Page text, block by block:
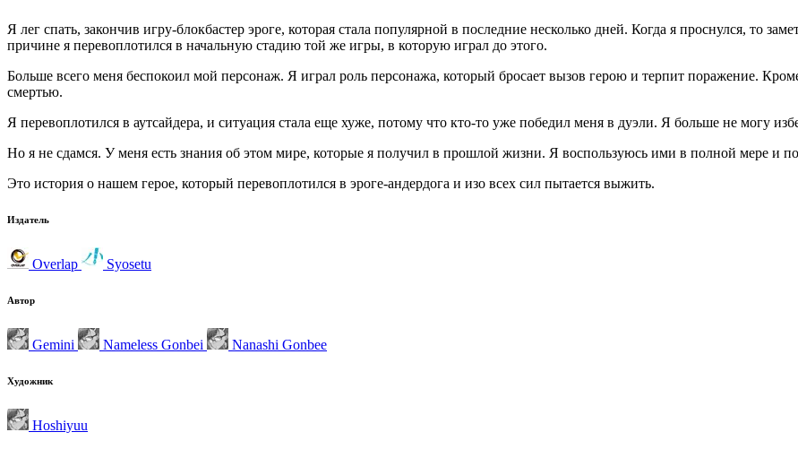
Я лег спать, закончив игру-блокбастер эроге, которая стала популярной в последние несколько дней. Когда я проснулся, то
причине я перевоплотился в начальную стадию той же игры, в которую играл до этого.
Больше всего меня беспокоил мой персонаж. Я играл роль персонажа, который бросает вызов герою и терпит поражение.
смертью.
Я перевоплотился в аутсайдера, и ситуация стала еще хуже, потому что кто-то уже победил меня в дуэли. Я больше не могу
Но я не сдамся. У меня есть знания об этом мире, которые я получил в прошлой жизни. Я воспользуюсь ими в полной мере и
Это история о нашем герое, который перевоплотился в эроге-андердога и изо всех сил пытается выжить.
Издатель
Overlap Syosetu
Автор
Gemini Nameless Gonbei Nanashi Gonbee
Художник
Hoshiyuu